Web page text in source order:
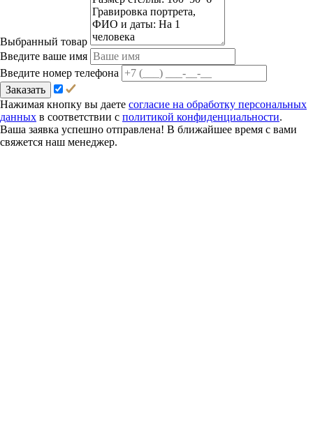
Выбранный товар
Введите ваше имя
Введите номер телефона
Заказать
Нажимая кнопку вы даете согласие на обработку персональных
данных в соответствии с политикой конфиденциальности.
Ваша заявка успешно отправлена! В ближайшее время с вами
свяжется наш менеджер.